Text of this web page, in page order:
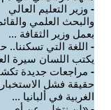
- وزير التعليم العالي
والبحث العلمي
بعمل وزير الثقافة ...
- اللغة التي تسكننا..
يكتب اللسان سيرة
- مراجعات جديدة
حقيقة فشل
الغربية في ألبانيا ...